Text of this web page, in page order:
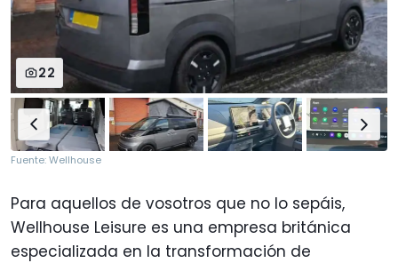
22
Fuente: Wellhouse
Para aquellos de vosotros que no lo sepáis,
Wellhouse Leisure es una empresa británica
especializada en la transformación de